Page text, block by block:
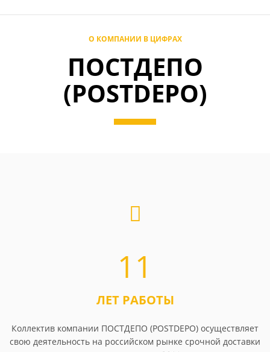
О КОМПАНИИ В ЦИФРАХ
ПОСТДЕПО
(POSTDEPO)
11
ЛЕТ РАБОТЫ
Коллектив компании ПОСТДЕПО (POSTDEPO) осуществляет
свою деятельность на российском рынке срочной доставки